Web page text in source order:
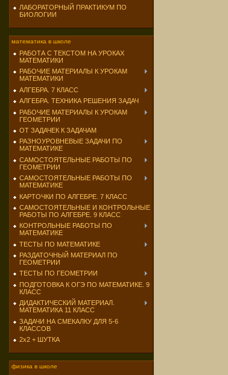
ЛАБОРАТОРНЫЙ ПРАКТИКУМ ПО
БИОЛОГИИ
математика в школе
РАБОТА С ТЕКСТОМ НА УРОКАХ
МАТЕМАТИКИ
РАБОЧИЕ МАТЕРИАЛЫ К УРОКАМ
МАТЕМАТИКИ
АЛГЕБРА. 7 КЛАСС
АЛГЕБРА. ТЕХНИКА РЕШЕНИЯ ЗАДАЧ
РАБОЧИЕ МАТЕРИАЛЫ К УРОКАМ
ГЕОМЕТРИИ
ОТ ЗАДАЧЕК К ЗАДАЧАМ
РАЗНОУРОВНЕВЫЕ ЗАДАЧИ ПО
МАТЕМАТИКЕ
САМОСТОЯТЕЛЬНЫЕ РАБОТЫ ПО
ГЕОМЕТРИИ
САМОСТОЯТЕЛЬНЫЕ РАБОТЫ ПО
МАТЕМАТИКЕ
КАРТОЧКИ ПО АЛГЕБРЕ. 7 КЛАСС
САМОСТОЯТЕЛЬНЫЕ И КОНТРОЛЬНЫЕ
РАБОТЫ ПО АЛГЕБРЕ. 9 КЛАСС
КОНТРОЛЬНЫЕ РАБОТЫ ПО
МАТЕМАТИКЕ
ТЕСТЫ ПО МАТЕМАТИКЕ
РАЗДАТОЧНЫЙ МАТЕРИАЛ ПО
ГЕОМЕТРИИ
ТЕСТЫ ПО ГЕОМЕТРИИ
ПОДГОТОВКА К ОГЭ ПО МАТЕМАТИКЕ. 9
КЛАСС
ДИДАКТИЧЕСКИЙ МАТЕРИАЛ.
МАТЕМАТИКА 11 КЛАСС
ЗАДАЧИ НА СМЕКАЛКУ ДЛЯ 5-6
КЛАССОВ
2х2 + ШУТКА
физика в школе